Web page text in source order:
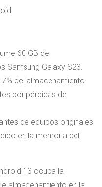
60 GB de
Samsung Galaxy S23.
del almacenamiento
por pérdidas de
de equipos originales
en la memoria del
13 ocupa la
almacenamiento en la